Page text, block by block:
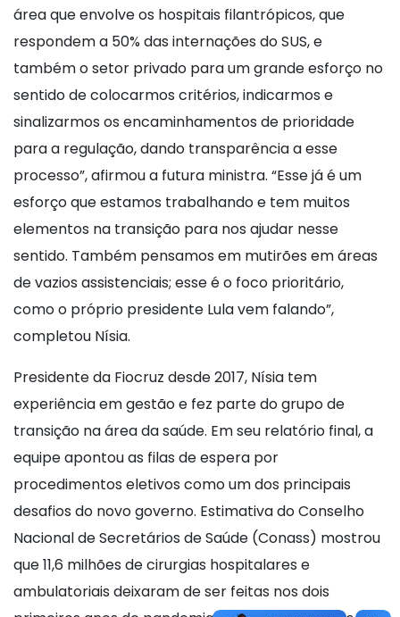
área que envolve os hospitais filantrópicos, que
respondem a 50% das internações do SUS, e
também o setor privado para um grande esforço no
sentido de colocarmos critérios, indicarmos e
sinalizarmos os encaminhamentos de prioridade
para a regulação, dando transparência a esse
processo”, afirmou a futura ministra. “Esse já é um
esforço que estamos trabalhando e tem muitos
elementos na transição para nos ajudar nesse
sentido. Também pensamos em mutirões em áreas
de vazios assistenciais; esse é o foco prioritário,
como o próprio presidente Lula vem falando”,
completou Nísia.
Presidente da Fiocruz desde 2017, Nísia tem
experiência em gestão e fez parte do grupo de
transição na área da saúde. Em seu relatório final, a
equipe apontou as filas de espera por
procedimentos eletivos como um dos principais
desafios do novo governo. Estimativa do Conselho
Nacional de Secretários de Saúde (Conass) mostrou
que 11,6 milhões de cirurgias hospitalares e
ambulatoriais deixaram de ser feitas nos dois